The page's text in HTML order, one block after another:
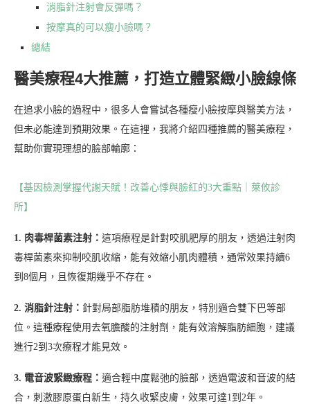
消脂針注射會反彈嗎？
按摩真的可以瘦小臉嗎？
總結
醫美療程4大推薦，打造立體緊緻小臉線條
在追求小臉的過程中，很多人會嘗試各種瘦小臉按摩與醫美方法，
但未必能達到預期效果。在這裡，我將介紹四種推薦的醫美療程，
幫助你實現理想的臉部輪廓：
【基因檢測掌握代謝天賦！改善心悸與臉紅的3大重點｜萊攸診
所】
1. 肉毒桿菌素注射： 這項療程是針對咬肌肥厚的朋友，透過注射肉
毒桿菌素來抑制咬肌收縮，能有效縮小肌肉體積，通常效果持續6
到8個月，且恢復期幾乎不存在。
2. 消脂針注射： 針對局部脂肪堆積的朋友，特別適合雙下巴等部
位。這種療程使用去氧膽酸的注射劑，能有效溶解脂肪細胞，建議
進行2到3次療程才能見效。
3. 電音波緊緻療程： 適合輕中度鬆弛的臉部，透過電波和音波的結
合，刺激膠原蛋白新生，持久收緊皮膚，效果可達1到2年。